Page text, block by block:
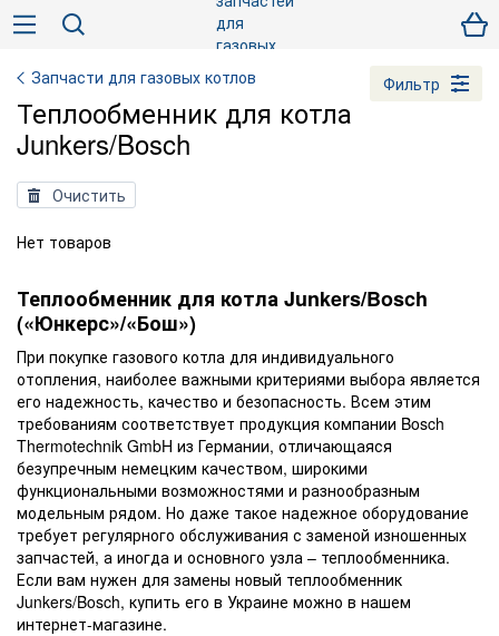
Фильтр
Запчасти для газовых котлов
Теплообменник для котла
Junkers/Bosch
Очистить
Нет товаров
Теплообменник для котла Junkers/Bosch
(«Юнкерс»/«Бош»)
При покупке газового котла для индивидуального
отопления, наиболее важными критериями выбора является
его надежность, качество и безопасность. Всем этим
требованиям соответствует продукция компании Bosch
Thermotechnik GmbH из Германии, отличающаяся
безупречным немецким качеством, широкими
функциональными возможностями и разнообразным
модельным рядом. Но даже такое надежное оборудование
требует регулярного обслуживания с заменой изношенных
запчастей, а иногда и основного узла – теплообменника.
Если вам нужен для замены новый теплообменник
Junkers/Bosch, купить его в Украине можно в нашем
интернет-магазине.